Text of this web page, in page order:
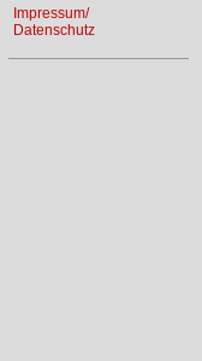
Impressum/
Datenschutz